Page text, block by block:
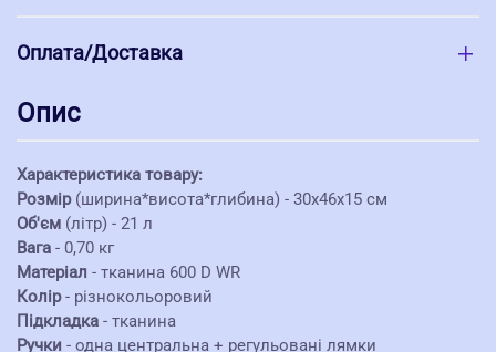
Оплата/Доставка
Опис
Характеристика товару:
Розмір(ширина*висота*глибина) - 30х46х15 см
Об'єм (літр) - 21 л
Вага - 0,70 кг
Матеріал - тканина 600 D WR
Колір- різнокольоровий
Підкладка - тканина
Ручки - одна центральна + регульовані лямки